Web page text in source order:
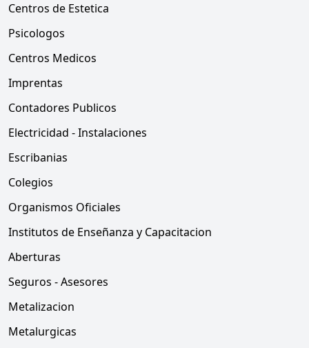
Centros de Estetica
Psicologos
Centros Medicos
Imprentas
Contadores Publicos
Electricidad - Instalaciones
Escribanias
Colegios
Organismos Oficiales
Institutos de Enseñanza y Capacitacion
Aberturas
Seguros - Asesores
Metalizacion
Metalurgicas